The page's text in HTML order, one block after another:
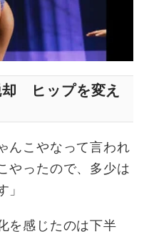
却 ヒップを変え
んこやなって言われ
やったので、多少は
」
を感じたのは下半